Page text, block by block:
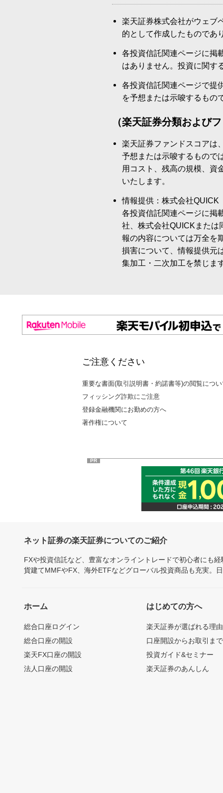
楽天証券株式会社がウェブ
的として作成したものであ
各投資信託関連ページに掲
はありません。投資に関す
各投資信託関連ページで提
を予想または示唆するもの
（楽天証券分類および
楽天証券ファンドスコアは
予想または示唆するもので
用コスト、残高の規模、資
いたします。
情報提供：株式会社QUICK
各投資信託関連ページに掲
社、株式会社QUICKまたは
報の内容については万全を
損害について、情報提供元
集加工・二次加工を禁じま
ご注意ください
重要な書面(取引説明書・約諾書等)の閲覧につ
フィッシング詐欺にご注意
登録金融機関にお勤めの方へ
著作権について
PR
ネット証券の楽天証券についてのご紹介
FXや投資信託など、豊富なオンライントレードで初心者にも
貨建てMMFやFX、海外ETFなどグローバル投資商品も充実。
ホーム
総合口座ログイン
総合口座の開設
楽天FX口座の開設
法人口座の開設
はじめての方へ
楽天証券が選ばれる理由
口座開設からお取引ま
投資ガイド&セミナー
楽天証券のあんしん